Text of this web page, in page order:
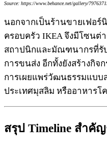
Source: https://www.behance.net/gallery/
นอกจากเป็นร้านขายเฟอร์
ครอบครัว IKEA จึงมีโซนต่
สถาปนิกและมัณฑนากรที่รับ
การขนส่ง อีกทั้งยังสร้างกิจ
การเผยแพร่วัฒนธรรมแบบ
ประเทศมุสลิม หรืออาหารโ
สรุป Timeline สำคั